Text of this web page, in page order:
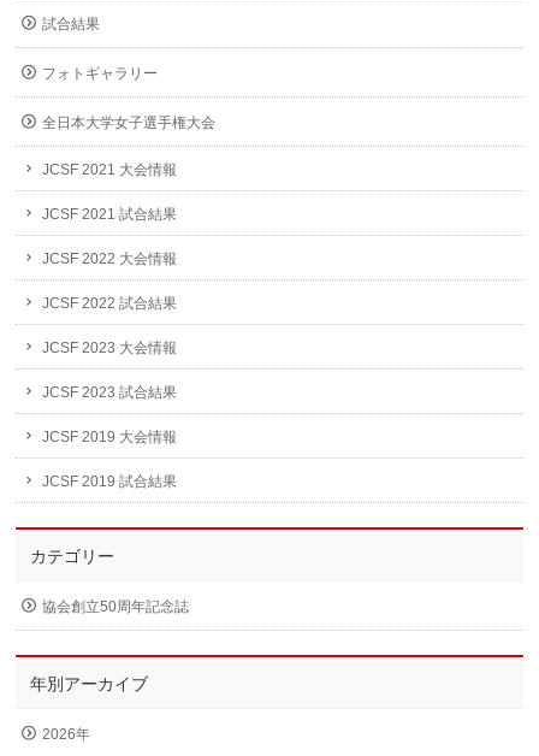
試合結果
フォトギャラリー
全日本大学女子選手権大会
JCSF 2021 大会情報
JCSF 2021 試合結果
JCSF 2022 大会情報
JCSF 2022 試合結果
JCSF 2023 大会情報
JCSF 2023 試合結果
JCSF 2019 大会情報
JCSF 2019 試合結果
カテゴリー
協会創立50周年記念誌
年別アーカイブ
2026年